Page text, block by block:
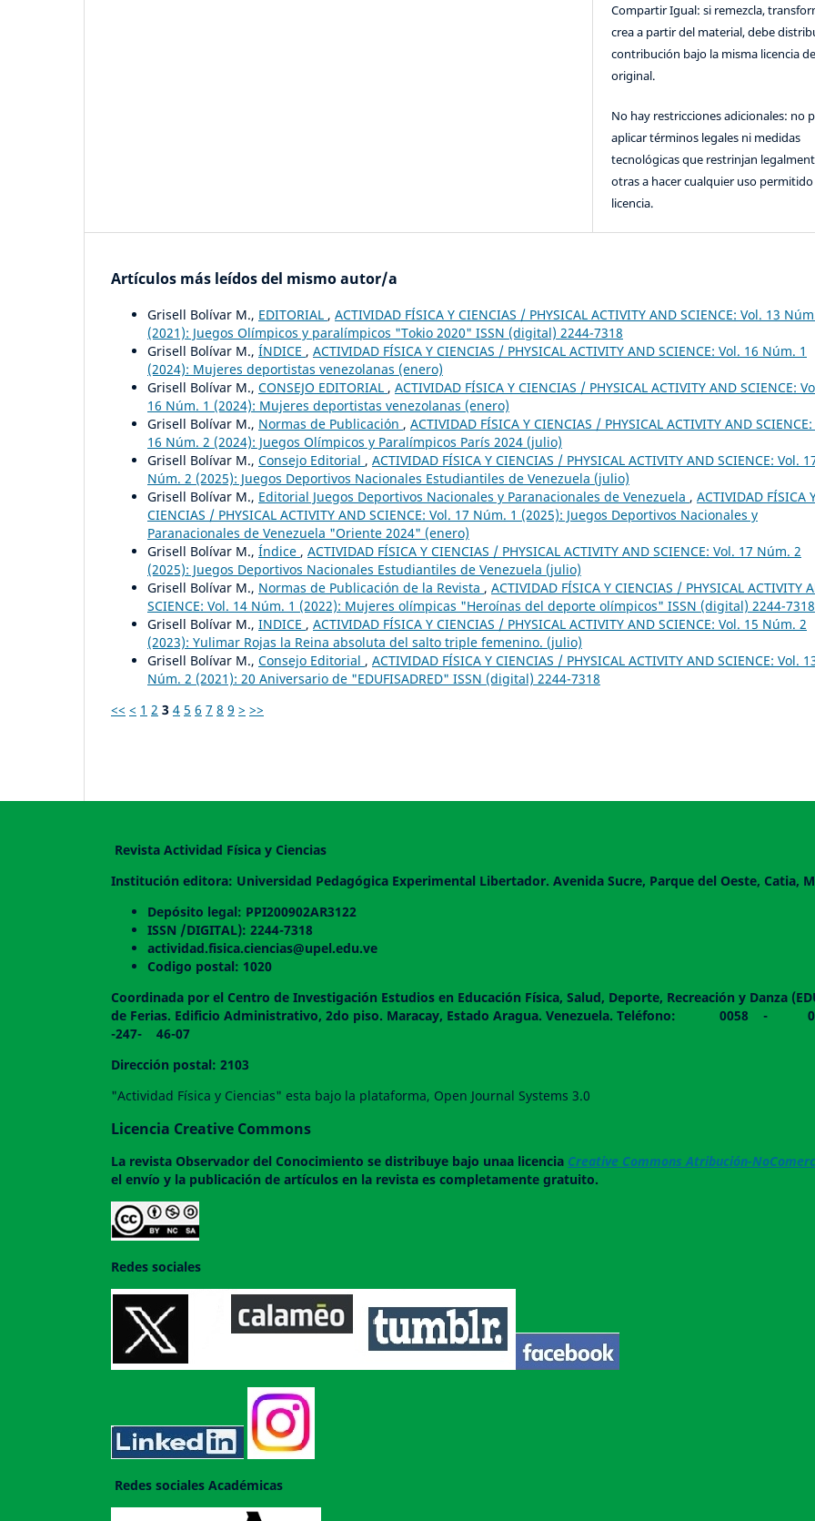
Compartir Igual: si remezcla,
crea a partir del material, debe
contribución bajo la misma licencia
original.
No hay restricciones adicionales: no
aplicar términos legales ni medidas
tecnológicas que restrinjan
otras a hacer cualquier uso
licencia.
Artículos más leídos del mismo autor/a
Grisell Bolívar M., EDITORIAL , ACTIVIDAD FÍSICA Y CIENCIAS / PHYSICAL ACTIVITY AND SCIENCE: Vol. 13
(2021): Juegos Olímpicos y paralímpicos "Tokio 2020" ISSN (digital) 2244-7318
Grisell Bolívar M., ÍNDICE , ACTIVIDAD FÍSICA Y CIENCIAS / PHYSICAL ACTIVITY AND SCIENCE: Vol. 16 Núm. 1
(2024): Mujeres deportistas venezolanas (enero)
Grisell Bolívar M., CONSEJO EDITORIAL , ACTIVIDAD FÍSICA Y CIENCIAS / PHYSICAL ACTIVITY AND SCIENCE:
16 Núm. 1 (2024): Mujeres deportistas venezolanas (enero)
Grisell Bolívar M., Normas de Publicación , ACTIVIDAD FÍSICA Y CIENCIAS / PHYSICAL ACTIVITY AND
16 Núm. 2 (2024): Juegos Olímpicos y Paralímpicos París 2024 (julio)
Grisell Bolívar M., Consejo Editorial , ACTIVIDAD FÍSICA Y CIENCIAS / PHYSICAL ACTIVITY AND SCIENCE: Vol.
Núm. 2 (2025): Juegos Deportivos Nacionales Estudiantiles de Venezuela (julio)
Grisell Bolívar M., Editorial Juegos Deportivos Nacionales y Paranacionales de Venezuela , ACTIVIDAD FÍSICA
CIENCIAS / PHYSICAL ACTIVITY AND SCIENCE: Vol. 17 Núm. 1 (2025): Juegos Deportivos Nacionales y
Paranacionales de Venezuela "Oriente 2024" (enero)
Grisell Bolívar M., Índice , ACTIVIDAD FÍSICA Y CIENCIAS / PHYSICAL ACTIVITY AND SCIENCE: Vol. 17 Núm. 2
(2025): Juegos Deportivos Nacionales Estudiantiles de Venezuela (julio)
Grisell Bolívar M., Normas de Publicación de la Revista , ACTIVIDAD FÍSICA Y CIENCIAS / PHYSICAL ACTIVITY
SCIENCE: Vol. 14 Núm. 1 (2022): Mujeres olímpicas "Heroínas del deporte olímpicos" ISSN (digital) 2244-7318
Grisell Bolívar M., INDICE , ACTIVIDAD FÍSICA Y CIENCIAS / PHYSICAL ACTIVITY AND SCIENCE: Vol. 15 Núm. 2
(2023): Yulimar Rojas la Reina absoluta del salto triple femenino. (julio)
Grisell Bolívar M., Consejo Editorial , ACTIVIDAD FÍSICA Y CIENCIAS / PHYSICAL ACTIVITY AND SCIENCE: Vol.
Núm. 2 (2021): 20 Aniversario de "EDUFISADRED" ISSN (digital) 2244-7318
<< < 1 2 3 4 5 6 7 8 9 > >>
Revista Actividad Física y Ciencias
Institución editora: Universidad Pedagógica Experimental Libertador. Avenida Sucre, Parque del Oeste, Catia,
Depósito legal: PPI200902AR3122
ISSN /DIGITAL): 2244-7318
actividad.fisica.ciencias@upel.edu.ve
Codigo postal: 1020
Coordinada por el Centro de Investigación Estudios en Educación Física, Salud, Deporte, Recreación y Danza
de Ferias. Edificio Administrativo, 2do piso. Maracay, Estado Aragua. Venezuela. Teléfono:
-247- 46-07
Dirección postal: 2103
"Actividad Física y Ciencias" esta bajo la plataforma, Open Journal Systems 3.0
Licencia Creative Commons
La revista Observador del Conocimiento se distribuye bajo unaa licencia Creative Commons Atribución-
el envío y la publicación de artículos en la revista es completamente gratuito.
Redes sociales
Redes sociales Académicas